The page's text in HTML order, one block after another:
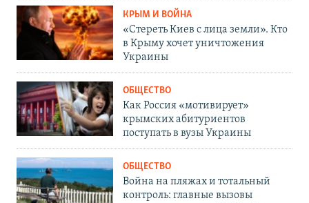
КРЫМ И ВОЙНА
«Стереть Киев с лица земли». Кто
в Крыму хочет уничтожения
Украины
ОБЩЕСТВО
Как Россия «мотивирует»
крымских абитуриентов
поступать в вузы Украины
ОБЩЕСТВО
Война на пляжах и тотальный
контроль: главные вызовы